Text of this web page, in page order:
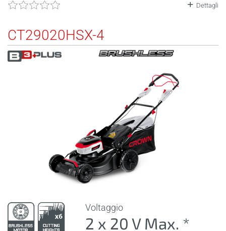
Dettagli
CT29020HSX-4
Voltaggio
2 x 20 V Max. *